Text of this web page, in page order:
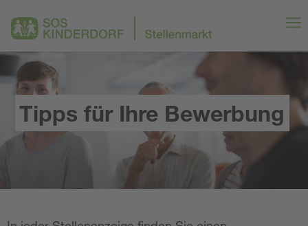
Tipps für Ihre Bewerbung